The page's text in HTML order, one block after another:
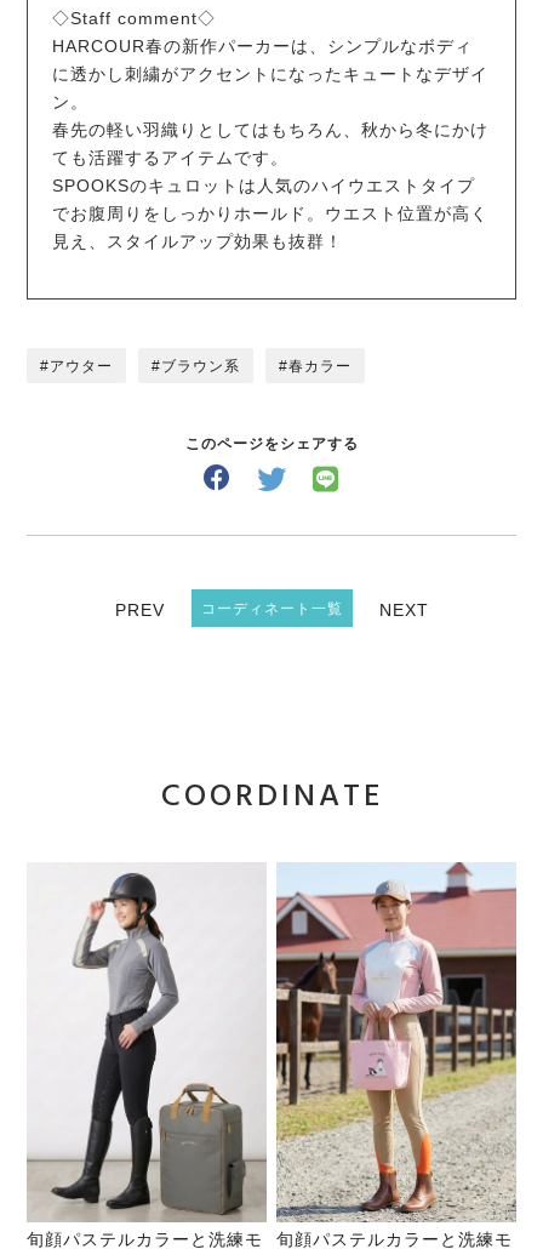
◇Staff comment◇
HARCOUR春の新作パーカーは、シンプルなボディ
に透かし刺繍がアクセントになったキュートなデザイ
ン。
春先の軽い羽織りとしてはもちろん、秋から冬にかけ
ても活躍するアイテムです。
SPOOKSのキュロットは人気のハイウエストタイプ
でお腹周りをしっかりホールド。ウエスト位置が高く
見え、スタイルアップ効果も抜群！
アウター ブラウン系 春カラー
このページをシェアする
PREV コーディネート一覧 NEXT
COORDINATE
旬顔パステルカラーと洗練モ 旬顔パステルカラーと洗練モ